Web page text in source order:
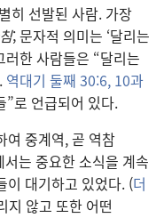
히 선발된 사람. 가장
; 문자적 의미는 ‘달리는
러한 사람들은 “달리는
역대기 둘째 30:6, 10과
”로 언급되어 있다.
여 중계역, 곧 역참
는 중요한 소식을 계속
이 대기하고 있었다. (더
지 않고 또한 어떤